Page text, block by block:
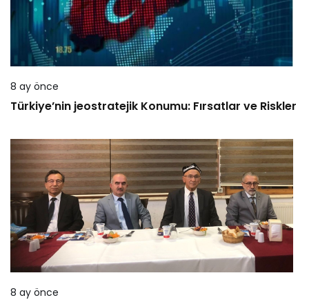
8 ay önce
Türkiye’nin jeostratejik Konumu: Fırsatlar ve Riskler
8 ay önce